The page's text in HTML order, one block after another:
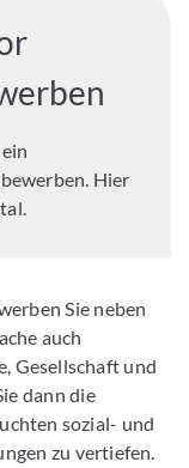
Hier
Sie neben
auch
Gesellschaft und
dann die
sozial- und
zu vertiefen.